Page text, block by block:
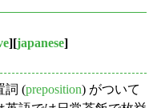
][japanese]
詞 (preposition) がついて